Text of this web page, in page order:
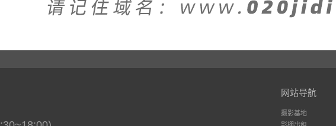
网站导航
摄影基地